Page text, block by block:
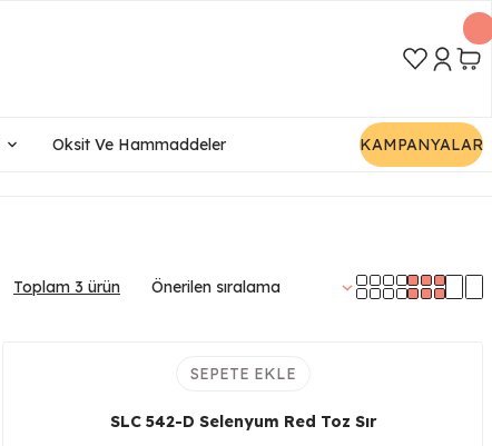
Oksit Ve Hammaddeler KAMPANYALAR
Toplam 3 ürün
SEPETE EKLE
SLC 542-D Selenyum Red Toz Sır